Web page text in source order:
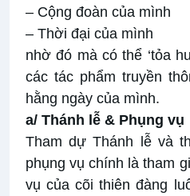
– Cộng đoàn của mình
– Thời đại của mình
nhờ đó mà có thể ‘tỏa
các tác phẩm truyền
hằng ngày của mình.
a/ Thánh lễ & Phụng vụ
Tham dự Thánh lễ và
phụng vụ chính là tham
vụ của cõi thiên đàng